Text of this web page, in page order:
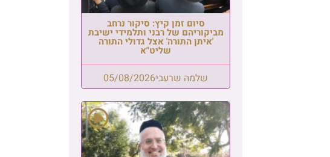
סיום זמן קיץ: סיקור נרחב
מביקוריהם של רבני ותלמידי ישיבת
'איתן התורה' אצל גדולי התורה
שליט"א
שלמה שרעבי05/08/2026